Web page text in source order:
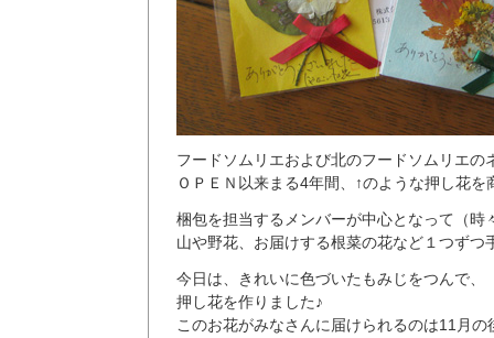
フードソムリエおよび北のフードソムリエの
ＯＰＥＮ以来まる4年間、↑のような押し花
梱包を担当するメンバーが中心となって（時
山や野花、お届けする根菜の花など１つずつ
今日は、きれいに色づいたもみじをつんで、
押し花を作りました♪
このお花がみなさんに届けられるのは11月